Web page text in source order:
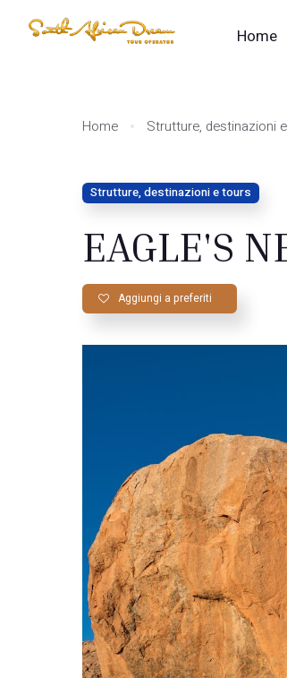
Home
Home Strutture, destinazioni
Strutture, destinazioni e tours
EAGLE'S
Aggiungi a preferiti